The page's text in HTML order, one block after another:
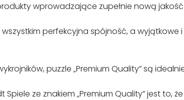
wprowadzające zupełnie nową
perfekcyjna spójność, a wyjątkowe i
puzzle „Premium Quality” są
ze znakiem „Premium Quality” jest to,